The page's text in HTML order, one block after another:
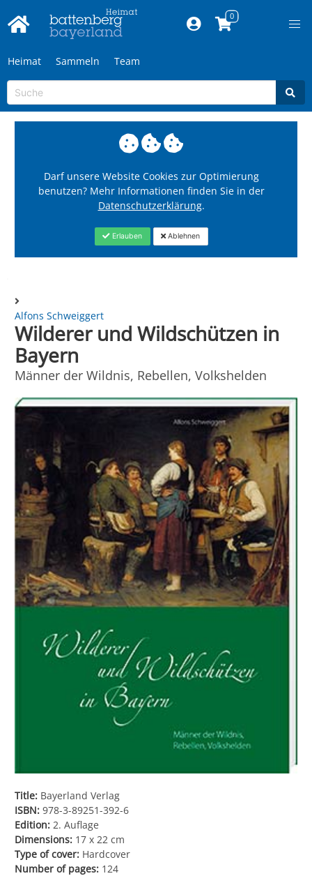
Heimat Sammeln Team
Darf unsere Website Cookies zur Optimierung
benutzen? Mehr Informationen finden Sie in der
Datenschutzerklärung.
Erlauben Ablehnen
Alfons Schweiggert
Wilderer und Wildschützen in
Bayern
Männer der Wildnis, Rebellen, Volkshelden
Title: Bayerland Verlag
ISBN: 978-3-89251-392-6
Edition: 2. Auflage
Dimensions: 17 x 22 cm
Type of cover: Hardcover
Number of pages: 124